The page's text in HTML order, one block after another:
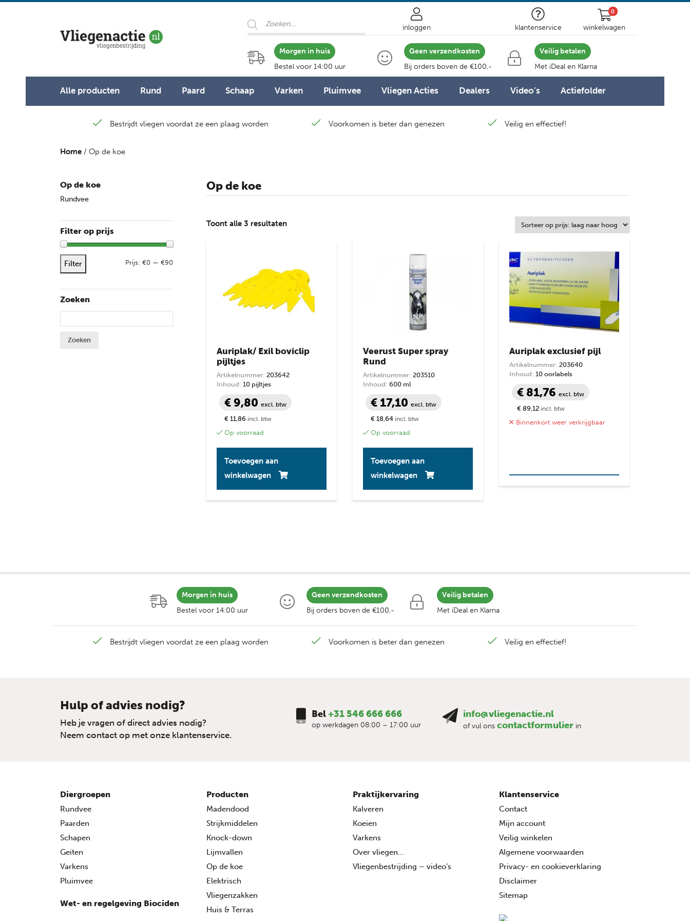
Producten
zoeken
inloggen klantenservice
0
winkelwagen
Morgen in huis
Bestel voor 14:00 uur
Geen verzendkosten
Bij orders boven de €100,-
Veilig betalen
Met iDeal en Klarna
Alle producten Rund Paard Schaap Varken Pluimvee Vliegen Acties Dealers Video’s Actiefolder
Bestrijdt vliegen voordat ze een plaag worden Voorkomen is beter dan genezen Veilig en effectief!
Op de koe
Toont alle 3 resultatenGesorteerd
naar
hoog
Auriplak/ Exil boviclip
pijltjes
Artikelnummer: 203642
Inhoud: 10 pijltjes
€ 9,80 excl. btw
€ 11,86 incl. btw
Op voorraad
Toevoegen aan
winkelwagen
Veerust Super spray
Rund
Artikelnummer: 203510
Inhoud: 600 ml
€ 17,10excl. btw
€ 18,64 incl. btw
Op voorraad
Toevoegen aan
winkelwagen
Auriplak exclusief pijl
Artikelnummer: 203640
Inhoud: 10 oorlabels
€ 81,76excl. btw
€ 89,12 incl. btw
Binnenkort weer verkrijgbaar
Home / Op de koe
Op de koe
Rundvee
Filter op prijs
Filter Prijs: €0 — €90
Zoeken
Morgen in huis
Bestel voor 14:00 uur
Geen verzendkosten
Bij orders boven de €100,-
Veilig betalen
Met iDeal en Klarna
Bestrijdt vliegen voordat ze een plaag worden Voorkomen is beter dan genezen Veilig en effectief!
Hulp of advies nodig?
Heb je vragen of direct advies nodig?
Neem contact op met onze klantenservice.
Bel+31 546 666 666
op werkdagen 08:00 – 17:00 uur
info@vliegenactie.nl
of vul ons contactformulier in
Diergroepen
Rundvee
Paarden
Schapen
Geiten
Varkens
Pluimvee
Wet- en regelgeving Biociden
Producten
Madendood
Strijkmiddelen
Knock-down
Lijmvallen
Op de koe
Elektrisch
Vliegenzakken
Huis & Terras
Praktijkervaring
Kalveren
Koeien
Varkens
Over vliegen…
Vliegenbestrijding – video’s
Klantenservice
Contact
Mijn account
Veilig winkelen
Algemene voorwaarden
Privacy- en cookieverklaring
Disclaimer
Sitemap